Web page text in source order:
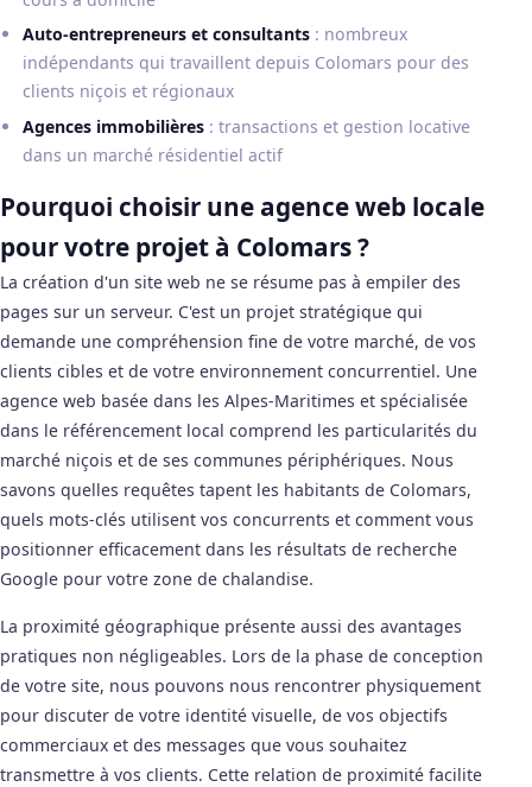
Auto-entrepreneurs et consultants : nombreux
indépendants qui travaillent depuis Colomars pour des
clients niçois et régionaux
Agences immobilières : transactions et gestion locative
dans un marché résidentiel actif
Pourquoi choisir une agence web locale
pour votre projet à Colomars ?
La création d'un site web ne se résume pas à empiler des
pages sur un serveur. C'est un projet stratégique qui
demande une compréhension fine de votre marché, de vos
clients cibles et de votre environnement concurrentiel. Une
agence web basée dans les Alpes-Maritimes et spécialisée
dans le référencement local comprend les particularités du
marché niçois et de ses communes périphériques. Nous
savons quelles requêtes tapent les habitants de Colomars,
quels mots-clés utilisent vos concurrents et comment vous
positionner efficacement dans les résultats de recherche
Google pour votre zone de chalandise.
La proximité géographique présente aussi des avantages
pratiques non négligeables. Lors de la phase de conception
de votre site, nous pouvons nous rencontrer physiquement
pour discuter de votre identité visuelle, de vos objectifs
commerciaux et des messages que vous souhaitez
transmettre à vos clients. Cette relation de proximité facilite